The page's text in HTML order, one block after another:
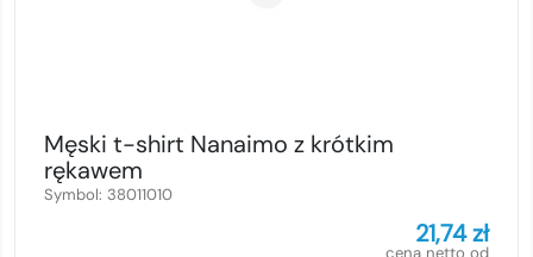
Męski t-shirt Nanaimo z krótkim
rękawem
Symbol: 38011010
21,74zł
cena netto od